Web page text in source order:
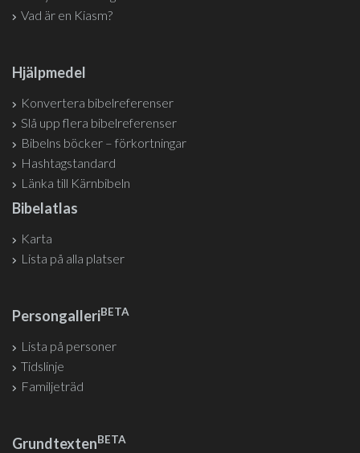
Vad är en Kiasm?
Hjälpmedel
Konvertera bibelreferenser
Slå upp flera bibelreferenser
Bibelns böcker – förkortningar
Hashtagstandard
Länka till Kärnbibeln
Bibelatlas
Karta
Lista på alla platser
PersongalleriBETA
Lista på personer
Tidslinje
Familjeträd
GrundtextenBETA